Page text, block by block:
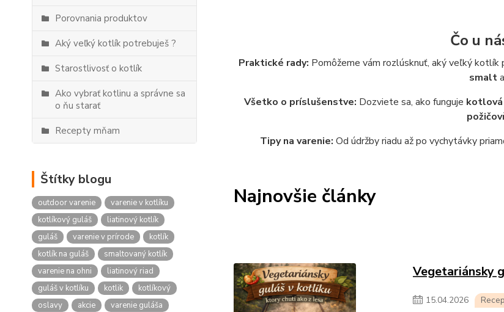
Porovnania produktov
Aký veľký kotlík potrebuješ ?
Starostlivosť o kotlík
Ako vybrať kotlinu a správne sa
o ňu starať
Recepty mňam
Štítky blogu
outdoor varenie
varenie v kotlíku
kotlíkový guláš
liatinový kotlík
guláš
varenie v prírode
kotlík
kotlík na guláš
smaltovaný kotlík
varenie na ohni
liatinový riad
guláš v kotlíku
kotlik
kotlíkový
oslavy
akcie
varenie guláša
Čo u
Praktické rady: Pomôžeme vám rozlúsknuť, aký veľký
smalt
Všetko o príslušenstve: Dozviete sa, ako funguje kotlová
Tipy na varenie: Od údržby riadu až po vychytávky
Najnovšie články
Vegetariánsky
15.04.2026